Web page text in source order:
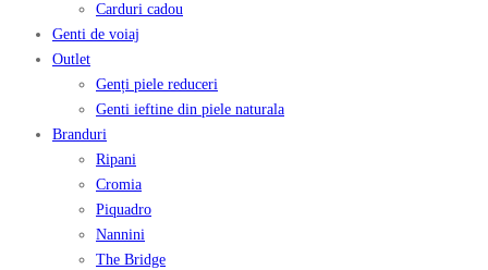
Carduri cadou
Genti de voiaj
Outlet
Genți piele reduceri
Genti ieftine din piele naturala
Branduri
Ripani
Cromia
Piquadro
Nannini
The Bridge